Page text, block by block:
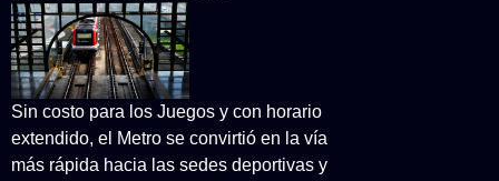
Sin costo para los Juegos y con horario
extendido, el Metro se convirtió en la vía
más rápida hacia las sedes deportivas y